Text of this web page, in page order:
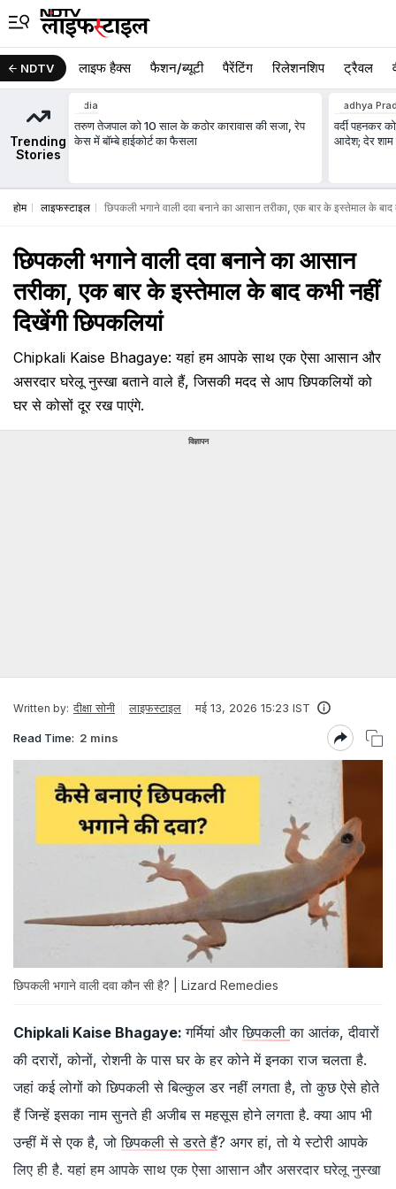
NDTV लाइफ हैक्स फैशन/ब्‍यूटी पैरेंटिंग रिलेशनशिप ट्रैवल
Trending
Stories
India
तरुण तेजपाल को 10 साल के कठोर कारावास की सजा, रेप
केस में बॉम्बे हाईकोर्ट का फैसला
Madhya
वर्दी पहनकर
आदेश; देर
होम लाइफस्टाइल छिपकली भगाने वाली दवा बनाने का आसान तरीका, एक बार के इस्तेमाल के बाद
छिपकली भगाने वाली दवा बनाने का आसान
तरीका, एक बार के इस्तेमाल के बाद कभी नहीं
दिखेंगी छिपकलियां
Chipkali Kaise Bhagaye: यहां हम आपके साथ एक ऐसा आसान और
असरदार घरेलू नुस्खा बताने वाले हैं, जिसकी मदद से आप छिपकलियों को
घर से कोसों दूर रख पाएंगे.
विज्ञापन
Written by: दीक्षा सोनी लाइफस्टाइल मई 13, 2026 15:23 IST
Read Time: 2 mins
छिपकली भगाने वाली दवा कौन सी है? | Lizard Remedies
Chipkali Kaise Bhagaye:गर्मियां औरछिपकलीका आतंक, दीवारों
की दरारों, कोनों, रोशनी के पास घर के हर कोने में इनका राज चलता है.
जहां कई लोगों को छिपकली से बिल्कुल डर नहीं लगता है, तो कुछ ऐसे होते
हैं जिन्हें इसका नाम सुनते ही अजीब स महसूस होने लगता है. क्या आप भी
उन्हीं में से एक है, जोछिपकली से डरते हैं? अगर हां, तो ये स्टोरी आपके
लिए ही है. यहां हम आपके साथ एक ऐसा आसान और असरदार घरेलू नुस्खा